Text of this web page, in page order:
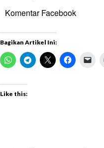
Komentar Facebook
Bagikan Artikel Ini:
Like this: